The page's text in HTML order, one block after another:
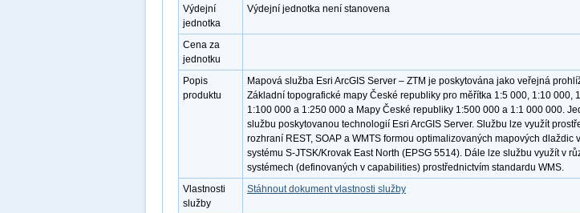
Výdejní
jednotka
Výdejní jednotka není stanovena
Cena za
jednotku
Popis
produktu
Mapová služba Esri ArcGIS Server – ZTM je poskytována jako veřejná
Základní topografické mapy České republiky pro měřítka 1:5 000, 1:10 000,
1:100 000 a 1:250 000 a Mapy České republiky 1:500 000 a 1:1 000 000.
službu poskytovanou technologií Esri ArcGIS Server. Službu lze využít
rozhraní REST, SOAP a WMTS formou optimalizovaných mapových dlaždic
systému S-JTSK/Krovak East North (EPSG 5514). Dále lze službu využít v
systémech (definovaných v capabilities) prostřednictvím standardu WMS.
Vlastnosti
služby
Stáhnout dokument vlastnosti služby